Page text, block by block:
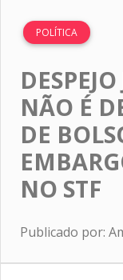
POLÍTICA
NÃO É
DE
NO STF
Publicado por: